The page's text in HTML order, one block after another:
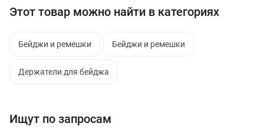
Этот товар можно найти в категориях
Бейджи и ремешки Бейджи и ремешки
Держатели для бейджа
Ищут по запросам